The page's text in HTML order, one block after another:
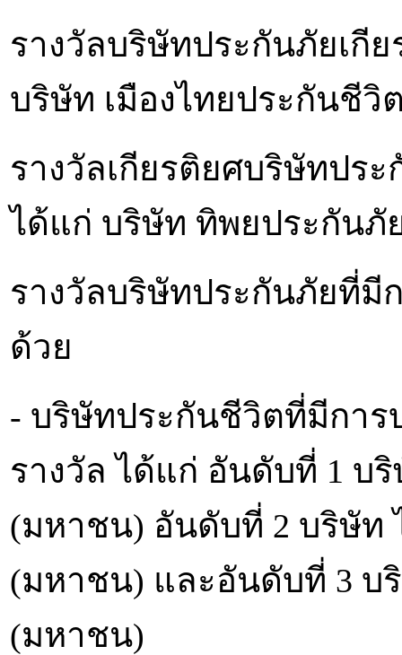
รางวัลบริษัทประกันภัยเกีย
บริษัท เมืองไทยประกันชี
รางวัลเกียรติยศบริษัทปร
ได้แก่ บริษัท ทิพยประกันภั
รางวัลบริษัทประกันภัยที่มี
ด้วย
- บริษัทประกันชีวิตที่มีการ
รางวัล ได้แก่ อันดับที่ 1 บ
(มหาชน) อันดับที่ 2 บริษัท
(มหาชน) และอันดับที่ 3 บ
(มหาชน)